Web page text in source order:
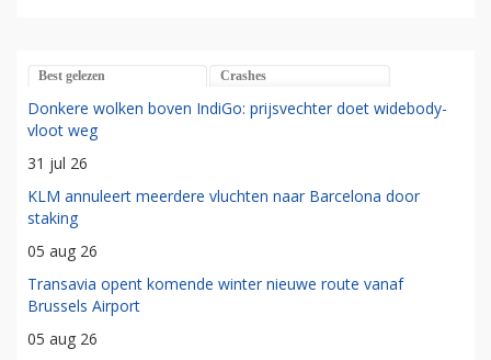
Best gelezen Crashes
Donkere wolken boven IndiGo: prijsvechter doet widebody-
vloot weg
31 jul 26
KLM annuleert meerdere vluchten naar Barcelona door
staking
05 aug 26
Transavia opent komende winter nieuwe route vanaf
Brussels Airport
05 aug 26